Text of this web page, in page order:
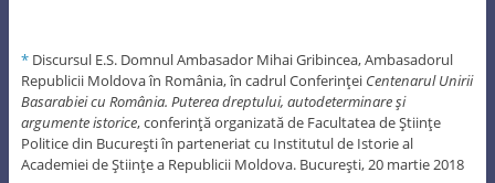
*Discursul E.S. Domnul Ambasador Mihai Gribincea, Ambasadorul
Republicii Moldova în România, în cadrul Conferinţei Centenarul Unirii
Basarabiei cu România. Puterea dreptului, autodeterminare şi
argumente istorice, conferinţă organizată de Facultatea de Ştiinţe
Politice din Bucureşti în parteneriat cu Institutul de Istorie al
Academiei de Ştiinţe a Republicii Moldova. Bucureşti, 20 martie 2018